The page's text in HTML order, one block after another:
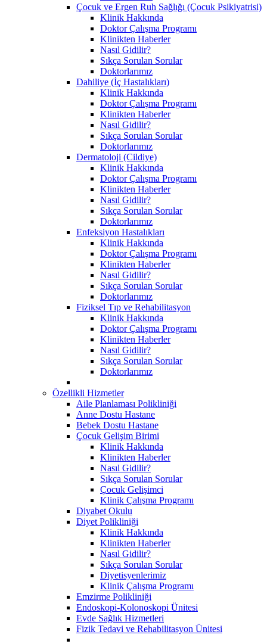
Çocuk ve Ergen Ruh Sağlığı (Çocuk Psikiyatrisi)
Klinik Hakkında
Doktor Çalışma Programı
Klinikten Haberler
Nasıl Gidilir?
Sıkça Sorulan Sorular
Doktorlarımız
Dahiliye (İç Hastalıkları)
Klinik Hakkında
Doktor Çalışma Programı
Klinikten Haberler
Nasıl Gidilir?
Sıkça Sorulan Sorular
Doktorlarımız
Dermatoloji (Cildiye)
Klinik Hakkında
Doktor Çalışma Programı
Klinikten Haberler
Nasıl Gidilir?
Sıkça Sorulan Sorular
Doktorlarımız
Enfeksiyon Hastalıkları
Klinik Hakkında
Doktor Çalışma Programı
Klinikten Haberler
Nasıl Gidilir?
Sıkça Sorulan Sorular
Doktorlarımız
Fiziksel Tıp ve Rehabilitasyon
Klinik Hakkında
Doktor Çalışma Programı
Klinikten Haberler
Nasıl Gidilir?
Sıkça Sorulan Sorular
Doktorlarımız
Özellikli Hizmetler
Aile Planlaması Polikliniği
Anne Dostu Hastane
Bebek Dostu Hastane
Çocuk Gelişim Birimi
Klinik Hakkında
Klinikten Haberler
Nasıl Gidilir?
Sıkça Sorulan Sorular
Çocuk Gelişimci
Klinik Çalışma Programı
Diyabet Okulu
Diyet Polikliniği
Klinik Hakkında
Klinikten Haberler
Nasıl Gidilir?
Sıkça Sorulan Sorular
Diyetisyenlerimiz
Klinik Çalışma Programı
Emzirme Polikliniği
Endoskopi-Kolonoskopi Ünitesi
Evde Sağlık Hizmetleri
Fizik Tedavi ve Rehabilitasyon Ünitesi